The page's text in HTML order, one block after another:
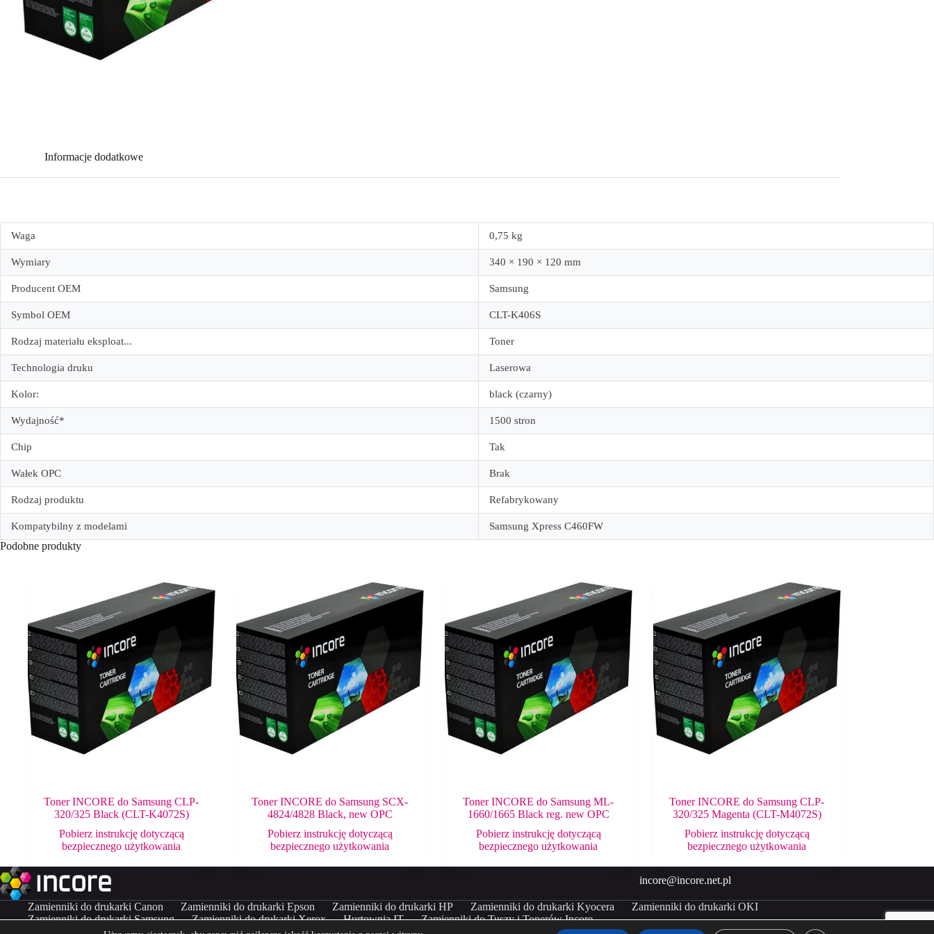
Informacje dodatkowe
Waga 0,75 kg
Wymiary 340 × 190 × 120 mm
Producent OEM Samsung
Symbol OEM CLT-K406S
Rodzaj materiału eksploat... Toner
Technologia druku Laserowa
Kolor: black (czarny)
Wydajność* 1500 stron
Chip Tak
Wałek OPC Brak
Rodzaj produktu Refabrykowany
Kompatybilny z modelami Samsung Xpress C460FW
Podobne produkty
Toner INCORE do Samsung CLP-
320/325 Black (CLT-K4072S)
Pobierz instrukcję dotyczącą
bezpiecznego użytkowania
Toner INCORE do Samsung SCX-
4824/4828 Black, new OPC
Pobierz instrukcję dotyczącą
bezpiecznego użytkowania
Toner INCORE do Samsung ML-
1660/1665 Black reg. new OPC
Pobierz instrukcję dotyczącą
bezpiecznego użytkowania
Toner INCORE do Samsung CLP-
320/325 Magenta (CLT-M4072S)
Pobierz instrukcję dotyczącą
bezpiecznego użytkowania
incore@incore.net.pl
Zamienniki do drukarki Canon Zamienniki do drukarki Epson Zamienniki do drukarki HP Zamienniki do drukarki Kyocera
Zamienniki do drukarki OKI
Zamienniki do drukarki Samsung
Zamienniki do drukarki Xerox Hurtownia IT Zamienniki do Tuszy i Tonerów Incore